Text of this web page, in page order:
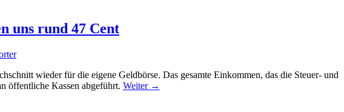
uns rund 47 Cent
wieder für die eigene Geldbörse. Das gesamte Einkommen, das die Steuer- und
öffentliche Kassen abgeführt. Weiter →